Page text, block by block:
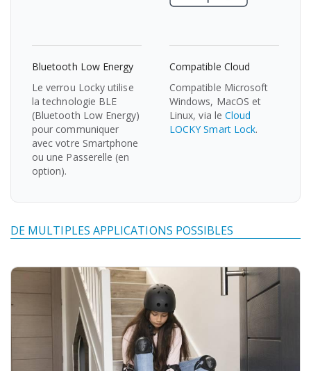
Bluetooth Low Energy
Le verrou Locky utilise
la technologie BLE
(Bluetooth Low Energy)
pour communiquer
avec votre Smartphone
ou une Passerelle (en
option).
Compatible Cloud
Compatible Microsoft
Windows, MacOS et
Linux, via le Cloud
LOCKY Smart Lock.
DE MULTIPLES APPLICATIONS POSSIBLES